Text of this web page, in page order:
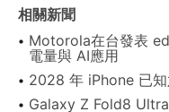
相關新聞
Motorola在台發表
電量與 AI應用
2028 年 iPhone 已
Galaxy Z Fold8